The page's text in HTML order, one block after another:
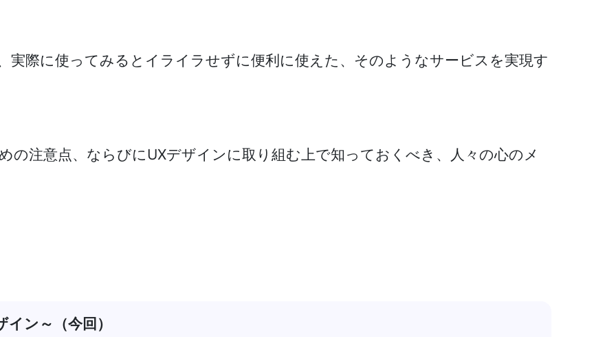
実際に使ってみるとイライラせずに便利に使えた、そのようなサービスを実現す
の注意点、ならびにUXデザインに取り組む上で知っておくべき、人々の心のメ
ン～（今回）